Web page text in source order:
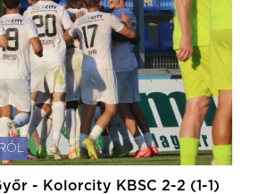
- Kolorcity KBSC 2-2 (1-1)